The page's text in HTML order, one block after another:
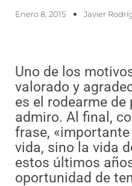
Enero 8, 2015 Javier
Uno de los
valorado y
es el rodearme
admiro. Al final,
frase,
vida, sino la vida
estos últimos
oportunidad de